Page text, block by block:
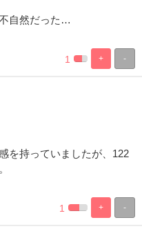
自然だった…
-
+
%
Complete
100%
Complete
1
を持っていましたが、122
-
+
%
Complete
100%
Complete
1